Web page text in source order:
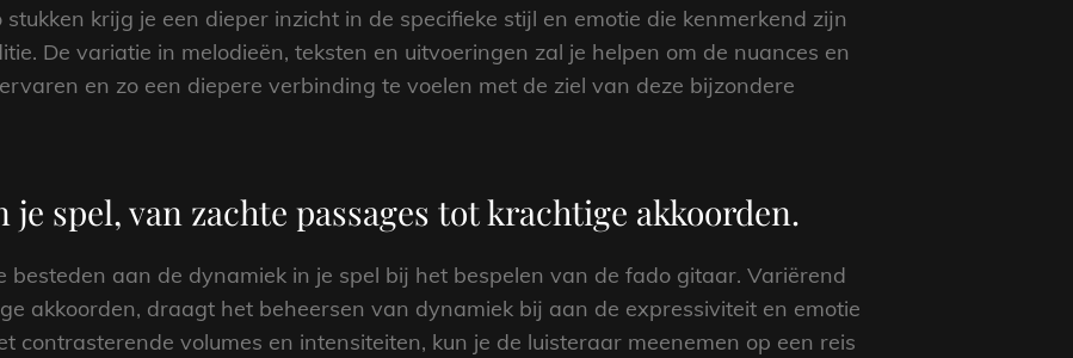
krijg je een dieper inzicht in de specifieke stijl en emotie die kenmerkend zijn
De variatie in melodieën, teksten en uitvoeringen zal je helpen om de nuances en
en zo een diepere verbinding te voelen met de ziel van deze bijzondere
spel, van zachte passages tot krachtige akkoorden.
aan de dynamiek in je spel bij het bespelen van de fado gitaar. Variërend
akkoorden, draagt het beheersen van dynamiek bij aan de expressiviteit en emotie
contrasterende volumes en intensiteiten, kun je de luisteraar meenemen op een reis